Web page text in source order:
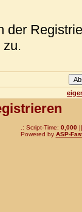
der
zu.
.: Script-Time: 0,000||
Powered by ASP-